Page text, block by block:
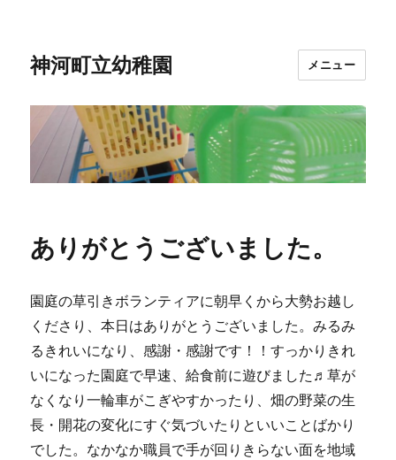
神河町立幼稚園 メニュー
ありがとうございました。
園庭の草引きボランティアに朝早くから大勢お越し
くださり、本日はありがとうございました。みるみ
るきれいになり、感謝・感謝です！！すっかりきれ
いになった園庭で早速、給食前に遊びました♬草が
なくなり一輪車がこぎやすかったり、畑の野菜の生
長・開花の変化にすぐ気づいたりといいことばかり
でした。なかなか職員で手が回りきらない面を地域